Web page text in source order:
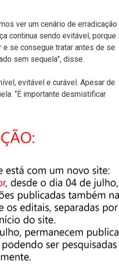
ver um cenário de erradicação
continua sendo evitável, porque
se consegue tratar antes de se
sem sequela”, disse.
evitável e curável. Apesar de
“É importante desmistificar
se cuida ou tem maus hábitos.
a doença”.
dará lugar a ação nas redes
devem receber o robô. Ao